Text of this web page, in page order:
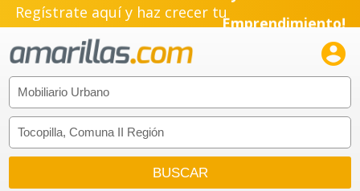
Regístrate aquí y haz crecer tuEmprendimiento!
